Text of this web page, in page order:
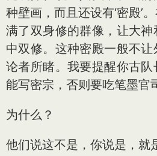
种壁画，而且还设有‘密殿’
满了双身修的群像，让大
中双修。这种密殿一般不
论者所睹。我要提醒你古
能写密宗，否则要吃笔墨官
为什么？
他们说这不是，你说是，就